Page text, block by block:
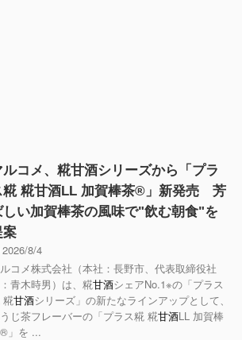
ルコメ、糀甘酒シリーズから「プラ
糀 糀甘酒LL 加賀棒茶®」新発売 芳
しい加賀棒茶の風味で"飲む朝食"を
案
2026/8/4
コメ株式会社（本社：長野市、代表取締役社
青木時男）は、糀甘酒シェアNo.1※の「プラス
糀甘酒シリーズ」の新たなラインアップとして、
じ茶フレーバーの「プラス糀 糀甘酒LL 加賀棒
」を ...